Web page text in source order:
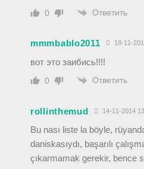
0 Ответить
mmmbablo2011 18-11-
вот это заибись!!!!
0 Ответить
rollinthemud 14-11-2014
Bu nası liste la böyle,
daniskasıydı, başarılı
çıkarmamak gerekir, bence